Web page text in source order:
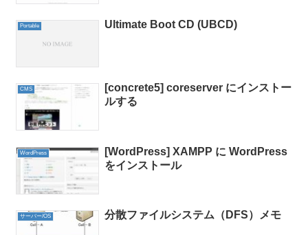
Portable Ultimate Boot CD (UBCD)
CMS
[concrete5] coreserver にインストー
ルする
WordPress
[WordPress] XAMPP に WordPress
をインストール
サーバー/OS 分散ファイルシステム（DFS）メモ